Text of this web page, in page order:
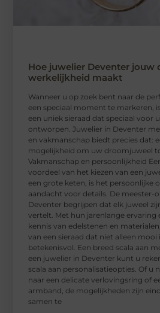
Hoe juwelier Deventer jouw
werkelijkheid maakt
Wanneer u op zoek bent naar de
een speciaal moment te markeren,
een uniek sieraad dat speciaal voor
ontworpen. Juwelier in Deventer
en vakmanschap biedt precies dat:
mogelijkheid om uw droomjuweel
Vakmanschap en persoonlijkheid
voordeel van het kiezen van een
een grote keten, is het persoonlijke
aandacht voor details. De meester-
Deventer begrijpen dat elk juweel
vertelt. Met hun jarenlange ervaring
kennis van edelstenen en
van een sieraad dat niet alleen mooi
betekenisvol. Een breed scala aan
een juwelier in Deventer kunt u
scala aan personalisatieopties. Of u
naar een delicate verlovingsring of
armband, de mogelijkheden zijn
samen te